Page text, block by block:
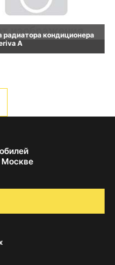
радиатора кондиционера
A
Москве